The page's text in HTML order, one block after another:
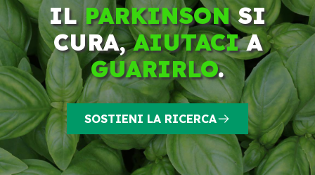
ILPARKINSONSI
CURA,AIUTACIA
GUARIRLO.
SOSTIENI LA RICERCA